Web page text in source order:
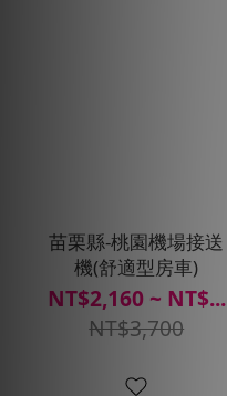
苗栗縣-桃園機場接送
機(舒適型房車)
NT$2,160 ~ NT$...
NT$3,700